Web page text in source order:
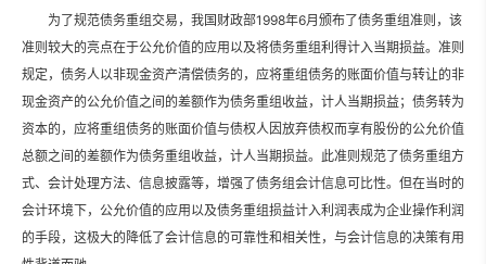
为了规范债务重组交易，我国财政部1998年6月颁布了债务重组准则，该
准则较大的亮点在于公允价值的应用以及将债务重组利得计入当期损益。准则
规定，债务人以非现金资产清偿债务的，应将重组债务的账面价值与转让的非
现金资产的公允价值之间的差额作为债务重组收益，计人当期损益；债务转为
资本的，应将重组债务的账面价值与债权人因放弃债权而享有股份的公允价值
总额之间的差额作为债务重组收益，计人当期损益。此准则规范了债务重组方
式、会计处理方法、信息披露等，增强了债务组会计信息可比性。但在当时的
会计环境下，公允价值的应用以及债务重组损益计入利润表成为企业操作利润
的手段，这极大的降低了会计信息的可靠性和相关性，与会计信息的决策有用